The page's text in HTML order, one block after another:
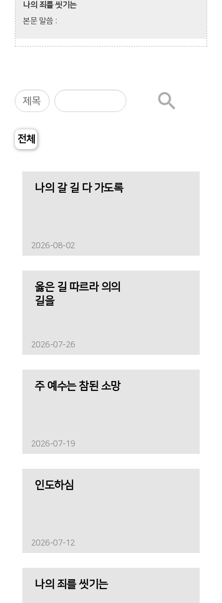
나의 죄를 씻기는
본문 말씀 :
전체
나의 갈 길 다 가도록
2026-08-02
옳은 길 따르라 의의
길을
2026-07-26
주 예수는 참된 소망
2026-07-19
인도하심
2026-07-12
나의 죄를 씻기는